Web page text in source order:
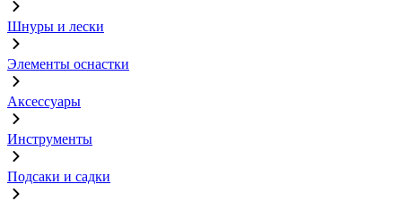
Шнуры и лески
Элементы оснастки
Аксессуары
Инструменты
Подсаки и садки